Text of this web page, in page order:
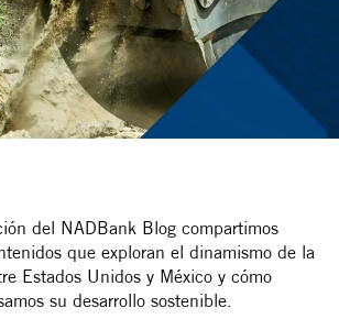
del NADBank Blog compartimos
que exploran el dinamismo de la
Estados Unidos y México y cómo
su desarrollo sostenible.